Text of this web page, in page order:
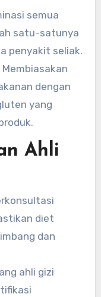
semua
satu-satunya
penyakit seliak.
Membiasakan
dengan
yang
Ahli
diet
dan
ahli gizi